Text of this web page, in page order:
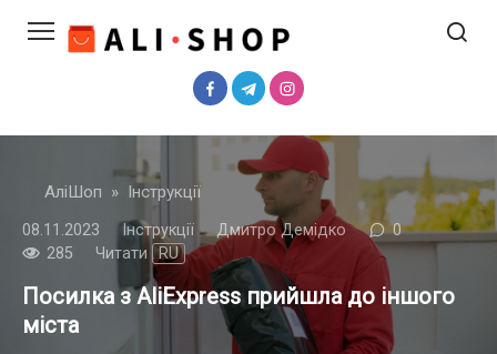
АліШоп » Інструкції
08.11.2023 Інструкції Дмитро Демідко
0
285
Читати RU
Посилка з AliExpress прийшла до іншого
міста